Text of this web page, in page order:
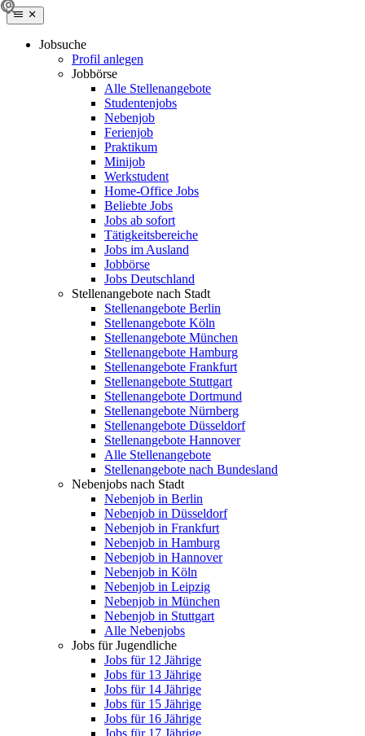
Jobsuche
Profil anlegen
Jobbörse
Alle Stellenangebote
Studentenjobs
Nebenjob
Ferienjob
Praktikum
Minijob
Werkstudent
Home-Office Jobs
Beliebte Jobs
Jobs ab sofort
Tätigkeitsbereiche
Jobs im Ausland
Jobbörse
Jobs Deutschland
Stellenangebote nach Stadt
Stellenangebote Berlin
Stellenangebote Köln
Stellenangebote München
Stellenangebote Hamburg
Stellenangebote Frankfurt
Stellenangebote Stuttgart
Stellenangebote Dortmund
Stellenangebote Nürnberg
Stellenangebote Düsseldorf
Stellenangebote Hannover
Alle Stellenangebote
Stellenangebote nach Bundesland
Nebenjobs nach Stadt
Nebenjob in Berlin
Nebenjob in Düsseldorf
Nebenjob in Frankfurt
Nebenjob in Hamburg
Nebenjob in Hannover
Nebenjob in Köln
Nebenjob in Leipzig
Nebenjob in München
Nebenjob in Stuttgart
Alle Nebenjobs
Jobs für Jugendliche
Jobs für 12 Jährige
Jobs für 13 Jährige
Jobs für 14 Jährige
Jobs für 15 Jährige
Jobs für 16 Jährige
Jobs für 17 Jährige